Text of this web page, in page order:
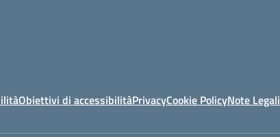
Obiettivi di accessibilitàPrivacyCookie PolicyNote Legali